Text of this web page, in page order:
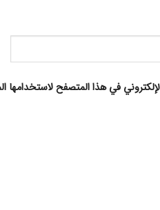
في هذا المتصفح لاستخدامها